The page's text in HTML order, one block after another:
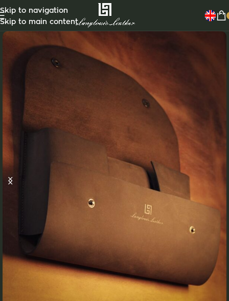
Skip to navigation
Skip to main content